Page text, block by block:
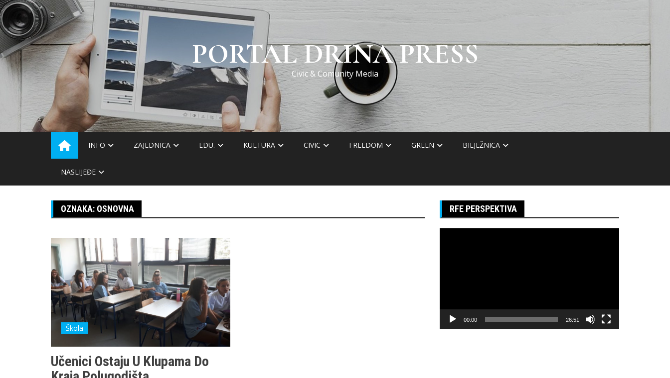
Skip
to
content
PORTAL DRINA PRESS
Civic & Comunity Media
INFO ZAJEDNICA EDU. KULTURA CIVIC FREEDOM GREEN BILJEŽNICA
NASLIJEĐE
OZNAKA: OSNOVNA
Škola
Učenici Ostaju U Klupama Do
RFE PERSPEKTIVA
00:00 26:51